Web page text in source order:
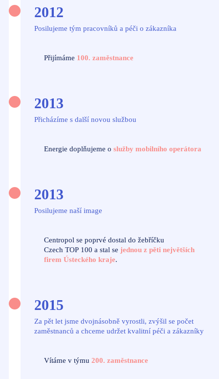
Přijímáme 100. zaměstnance
2012
Posilujeme tým pracovníků a péči o zákazníka
Energie doplňujeme o služby mobilního operátora
2013
Přicházíme s další novou službou
Centropol se poprvé dostal do žebříčku
Czech TOP 100 a stal se jednou z pěti největších
firem Ústeckého kraje.
2013
Posilujeme naší image
Vítáme v týmu 200. zaměstnance
2015
Za pět let jsme dvojnásobně vyrostli, zvýšil se počet
zaměstnanců a chceme udržet kvalitní péči a zákazníky